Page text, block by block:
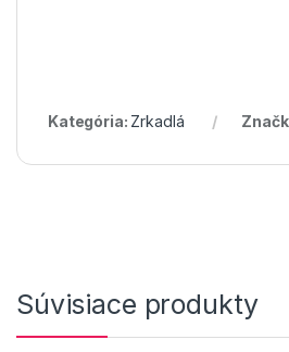
Kategória: Zrkadlá
Súvisiace produkty